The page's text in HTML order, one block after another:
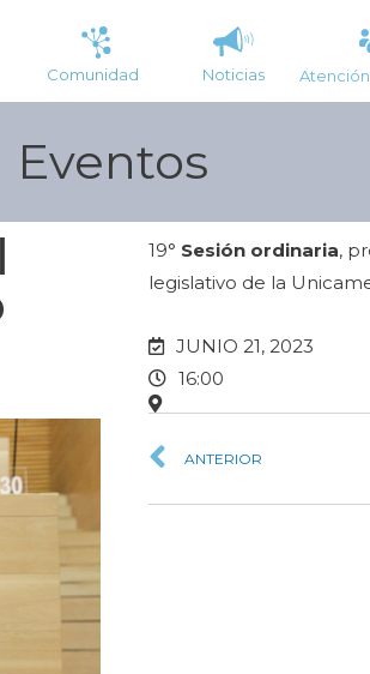
Comunidad Noticias
Eventos
19° Sesión ordinaria,
legislativo de la
JUNIO 21, 2023
16:00
ANTERIOR